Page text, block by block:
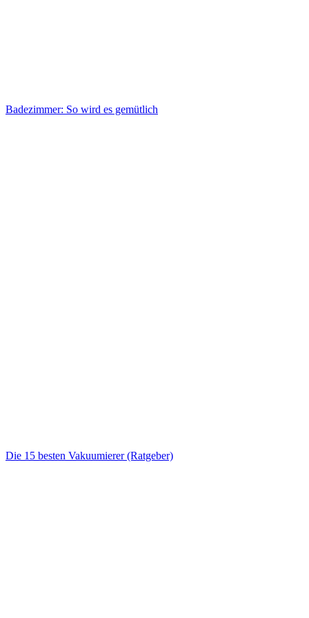
Badezimmer: So wird es gemütlich
Die 15 besten Vakuumierer (Ratgeber)